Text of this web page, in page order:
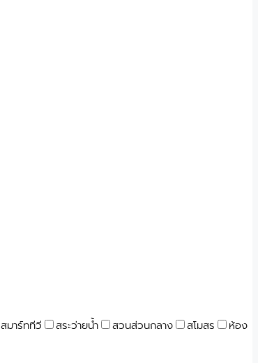
สมาร์ททีวี สระว่ายน้ำ สวนส่วนกลาง สโมสร
ห้อง